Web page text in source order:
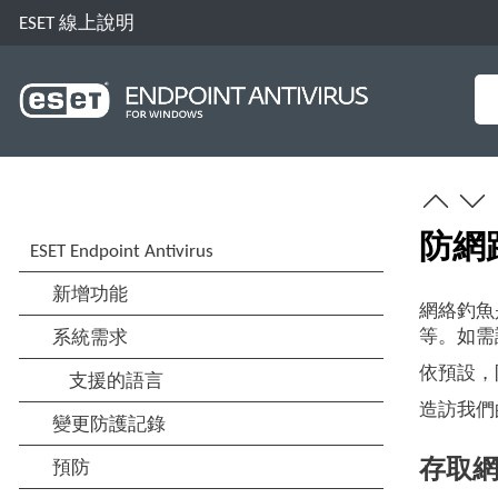
ESET 線上說明
防網
網絡釣
等。如
依預設
造訪我們
存取